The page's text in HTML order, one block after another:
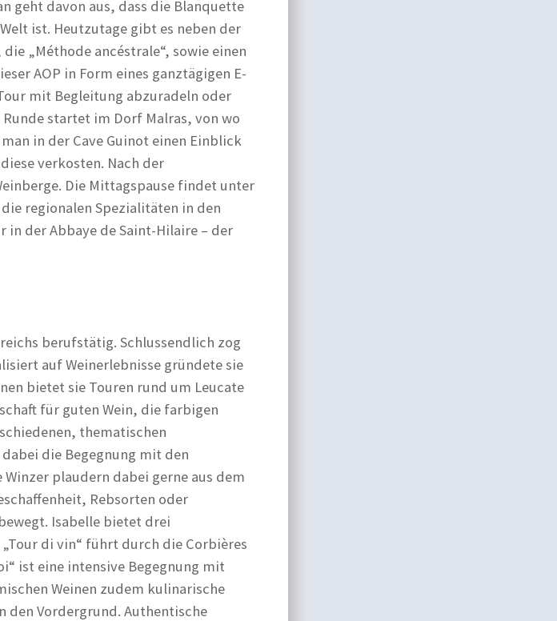
geht davon aus, dass die Blanquette
ist. Heutzutage gibt es neben der
„Méthode ancéstrale“, sowie einen
AOP in Form eines ganztägigen E-
mit Begleitung abzuradeln oder
startet im Dorf Malras, von wo
in der Cave Guinot einen Einblick
verkosten. Nach der
Die Mittagspause findet unter
regionalen Spezialitäten in den
der Abbaye de Saint-Hilaire – der
berufstätig. Schlussendlich zog
auf Weinerlebnisse gründete sie
bietet sie Touren rund um Leucate
für guten Wein, die farbigen
thematischen
die Begegnung mit den
plaudern dabei gerne aus dem
Rebsorten oder
Isabelle bietet drei
di vin“ führt durch die Corbières
ist eine intensive Begegnung mit
Weinen zudem kulinarische
den Vordergrund. Authentische